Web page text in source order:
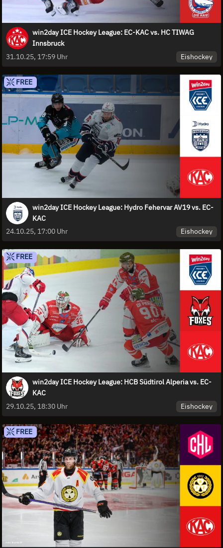
win2day ICE Hockey League: EC-KAC vs. HC TIWAG
Innsbruck
31.10.25, 17:59 Uhr
Eishockey
FREE
win2day ICE Hockey League: Hydro Fehervar AV19 vs. EC-
KAC
24.10.25, 17:00 Uhr
Eishockey
FREE
win2day ICE Hockey League: HCB Südtirol Alperia vs. EC-
KAC
29.10.25, 18:30 Uhr
Eishockey
FREE